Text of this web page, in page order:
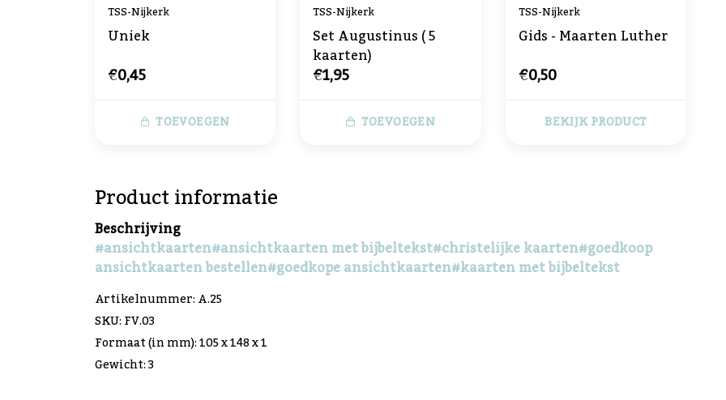
TSS-Nijkerk
Uniek
€0,45
TOEVOEGEN
TSS-Nijkerk
Set Augustinus ( 5
kaarten)
€1,95
TOEVOEGEN
TSS-Nijkerk
Gids - Maarten Luther
€0,50
BEKIJK PRODUCT
Product informatie
Beschrijving
#ansichtkaarten#ansichtkaarten met bijbeltekst#christelijke kaarten#goedkoop
ansichtkaarten bestellen#goedkope ansichtkaarten#kaarten met bijbeltekst
Artikelnummer: A.25
SKU: FV.03
Formaat (in mm): 105 x 148 x 1
Gewicht: 3